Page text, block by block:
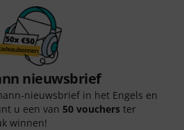
nieuwsbrief
nieuwsbrief in het Engels en
u een van 50 vouchers ter
winnen!